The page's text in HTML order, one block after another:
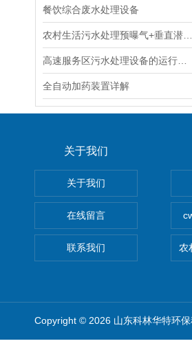
餐饮综合废水处理设备
全自动加药装置详解
关于我们
关于我们
在线留言
联系我们 农
Copyright © 2026 山东科林华特环